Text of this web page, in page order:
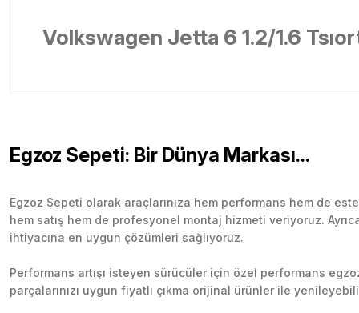
Volkswagen Jetta 6 1.2/1.6
Egzoz Sepeti: Bir Dünya Markası...
Egzoz Sepeti olarak araçlarınıza hem performans hem de
hem satış hem de profesyonel montaj hizmeti veriyoruz.
ihtiyacına en uygun çözümleri sağlıyoruz.
Performans artışı isteyen sürücüler için özel performans
parçalarınızı uygun fiyatlı çıkma orijinal ürünler ile